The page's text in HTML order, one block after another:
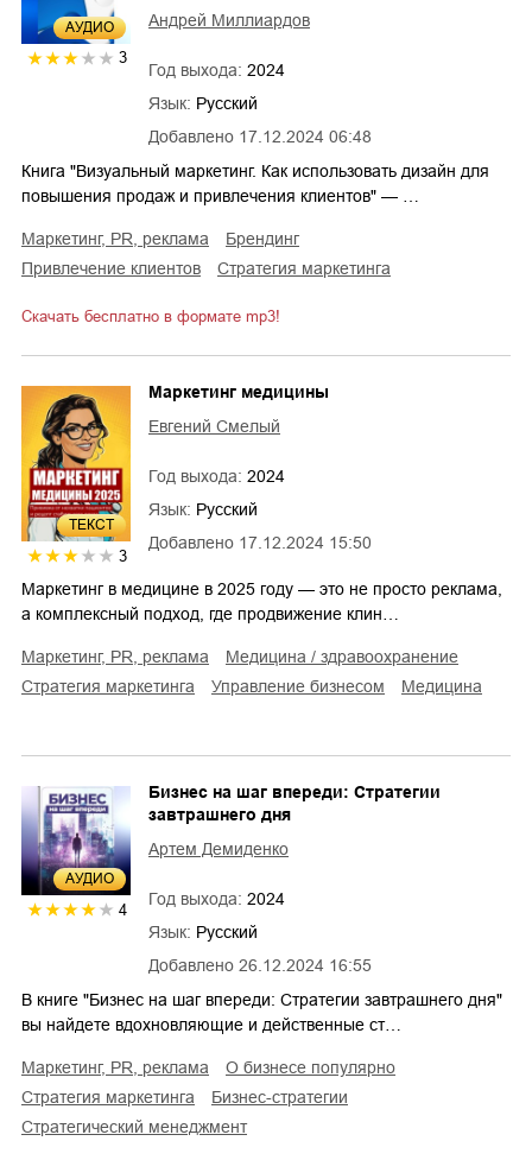
AУДИО
3
Добавлено 17.12.2024 06:48
Андрей Миллиардов
Год выхода: 2024
Язык: Русский
Книга "Визуальный маркетинг. Как использовать дизайн для
повышения продаж и привлечения клиентов" — …
маркетинг, PR, реклама
брендинг
привлечение клиентов
стратегия маркетинга
Скачать бесплатно в формате mp3!
ТЕКСТ
3
Добавлено 17.12.2024 15:50
Маркетинг медицины
Евгений Смелый
Год выхода: 2024
Язык: Русский
Маркетинг в медицине в 2025 году — это не просто реклама,
а комплексный подход, где продвижение клин…
маркетинг, PR, реклама
медицина / здравоохранение
стратегия маркетинга
управление бизнесом медицина
AУДИО
4
Добавлено 26.12.2024 16:55
Бизнес на шаг впереди: Стратегии
завтрашнего дня
Артем Демиденко
Год выхода: 2024
Язык: Русский
В книге "Бизнес на шаг впереди: Стратегии завтрашнего дня"
вы найдете вдохновляющие и действенные ст…
маркетинг, PR, реклама
о бизнесе популярно
стратегия маркетинга
бизнес-стратегии
стратегический менеджмент